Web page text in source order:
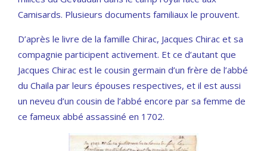
Camisards. Plusieurs documents familiaux le prouvent.
D’après le livre de la famille Chirac, Jacques Chirac et sa
compagnie participent activement. Et ce d’autant que
Jacques Chirac est le cousin germain d’un frère de l’abbé
du Chaila par leurs épouses respectives, et il est aussi
un neveu d’un cousin de l’abbé encore par sa femme de
ce fameux abbé assassiné en 1702.